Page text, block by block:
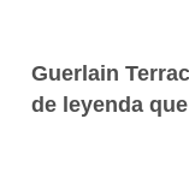
Guerlain
de leyenda